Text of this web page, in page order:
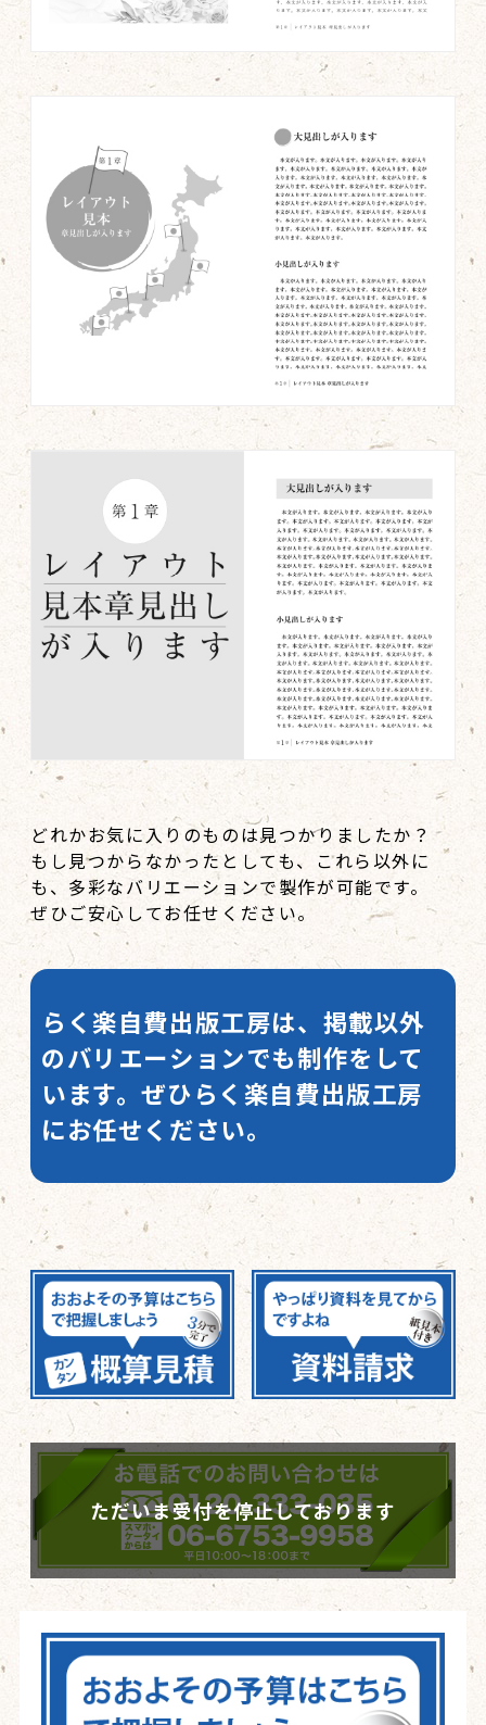
どれかお気に入りのものは見つかりましたか？
もし見つからなかったとしても、これら以外に
も、多彩なバリエーションで製作が可能です。
ぜひご安心してお任せください。
らく楽自費出版工房は、掲載以外
のバリエーションでも制作をして
います。ぜひらく楽自費出版工房
にお任せください。
ただいま受付を停止しております